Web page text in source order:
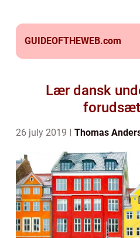
GUIDEOFTHEWEB.com
Lær dansk
26 july 2019 Thomas